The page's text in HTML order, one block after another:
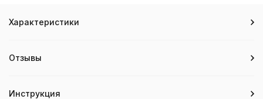
Характеристики
Отзывы
Инструкция